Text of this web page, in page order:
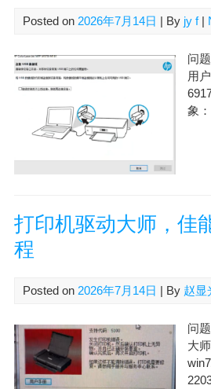
Posted on 2026年7月14日 | By jy f|
问
用
象
打印机驱动大师，佳
程
Posted on 2026年7月14日 | By 赵显
问
大